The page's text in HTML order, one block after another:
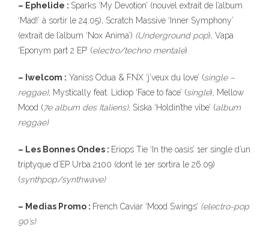
– Ephelide : Sparks ‘My Devotion’ (nouvel extrait de l’album
‘Mad!’ à sortir le 24.05), Scratch Massive ‘Inner Symphony’
(extrait de l’album ‘Nox Anima’) (Underground pop), Vapa
‘Eponym part 2 EP’ (electro/techno mentale).
– Iwelcom : Yaniss Odua & FNX ‘j’veux du love’ (single –
reggae), Mystically feat. Lidiop ‘Face to face’ (single), Mellow
Mood (7e album des Italiens), Siska ‘Holdin’the vibe’ (album
reggae)
– Les Bonnes Ondes : Eriops Tie ‘In the oasis’ 1er single d’un
triptyque d’EP Urba 2100 (dont le 1er sortira le 26.09)
(synthpop/synthwave)
– Medias Promo : French Caviar ‘Mood Swings’ (electro-pop
90’s)